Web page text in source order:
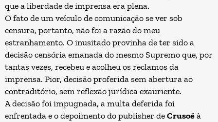
que a liberdade de imprensa era plena.
O fato de um veículo de comunicação se ver sob
censura, portanto, não foi a razão do meu
estranhamento. O inusitado provinha de ter sido a
decisão censória emanada do mesmo Supremo que, por
tantas vezes, recebeu e acolheu os reclamos da
imprensa. Pior, decisão proferida sem abertura ao
contraditório, sem reflexão jurídica exauriente.
A decisão foi impugnada, a multa deferida foi
enfrentada e o depoimento do publisher deCrusoéà